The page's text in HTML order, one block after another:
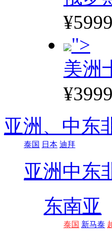
¥5999
">
美洲
¥3999
亚洲、 中东
泰国 日本 迪拜
亚洲 中东
东南亚
泰国 新马泰